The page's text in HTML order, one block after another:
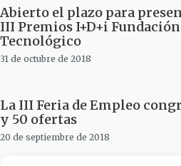
Abierto el plazo para
III Premios I+D+i
Tecnológico
31 de octubre de 2018
La III Feria de Empleo
y 50 ofertas
20 de septiembre de 2018